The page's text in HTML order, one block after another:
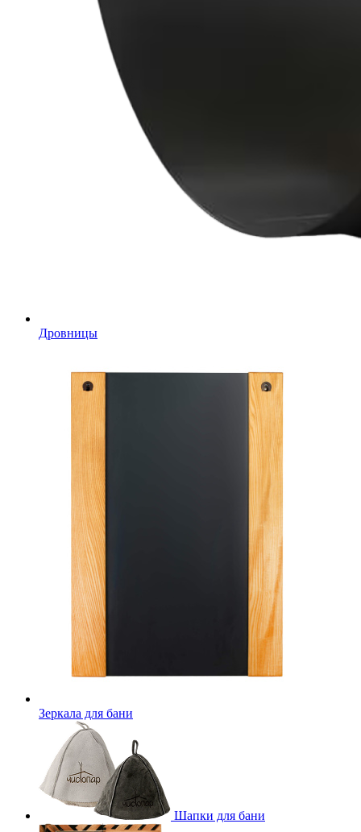
Дровницы
Зеркала для бани
Шапки для бани